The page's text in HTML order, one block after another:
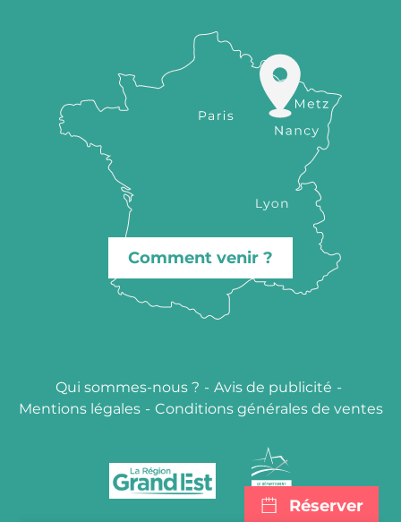
Réserver
Comment venir ?
Qui sommes-nous ? - Avis de publicité -
Mentions légales - Conditions générales de ventes